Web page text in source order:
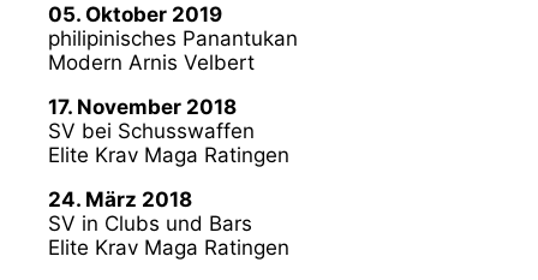
05. Oktober 2019
philipinisches Panantukan
Modern Arnis Velbert
17. November 2018
SV bei Schusswaffen
Elite Krav Maga Ratingen
24. März 2018
SV in Clubs und Bars
Elite Krav Maga Ratingen